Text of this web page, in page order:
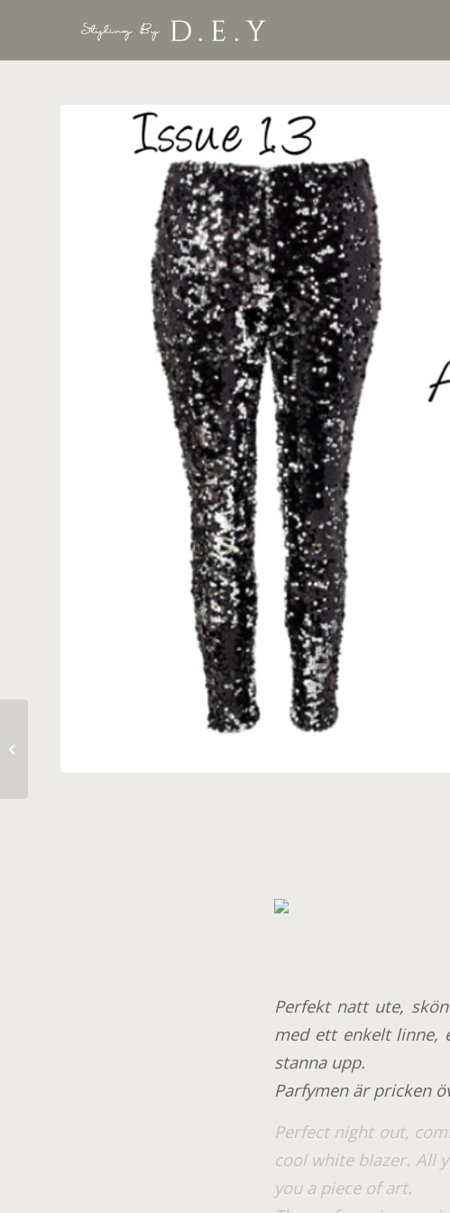
Perfekt natt ute,
med ett enkelt linne,
stanna upp.
Parfymen är pricken
Perfect night out,
cool white blazer. All
you a piece of art.